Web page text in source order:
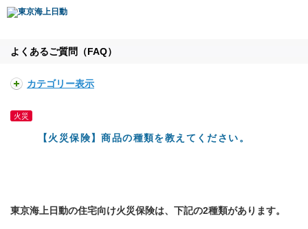
よくあるご質問（FAQ）
カテゴリー表示
火災
【火災保険】商品の種類を教えてください。
東京海上日動の住宅向け火災保険は、下記の2種類があります。